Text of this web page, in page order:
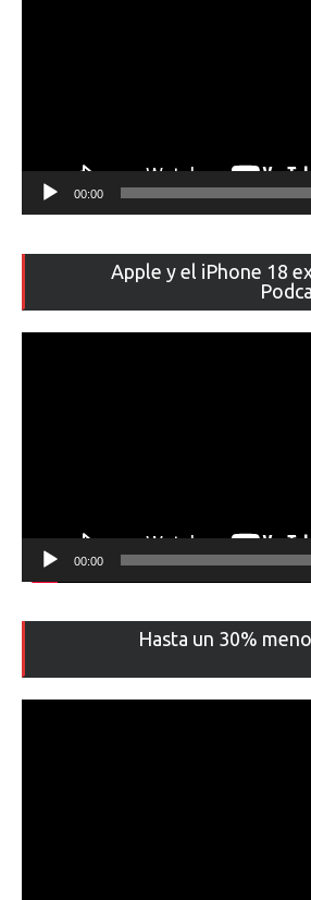
00:00
Apple y el iPhone 18
00:00
Hasta un 30%